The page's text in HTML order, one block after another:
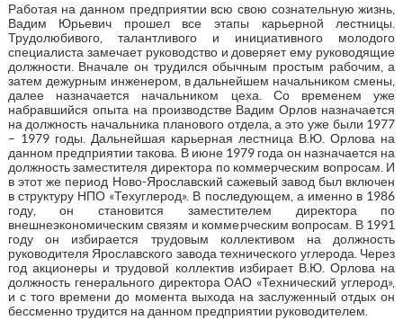
Работая на данном предприятии всю свою сознательную жизнь,
Вадим Юрьевич прошел все этапы карьерной лестницы.
Трудолюбивого, талантливого и инициативного молодого
специалиста замечает руководство и доверяет ему руководящие
должности. Вначале он трудился обычным простым рабочим, а
затем дежурным инженером, в дальнейшем начальником смены,
далее назначается начальником цеха. Со временем уже
набравшийся опыта на производстве Вадим Орлов назначается
на должность начальника планового отдела, а это уже были 1977
– 1979 годы. Дальнейшая карьерная лестница В.Ю. Орлова на
данном предприятии такова. В июне 1979 года он назначается на
должность заместителя директора по коммерческим вопросам. И
в этот же период Ново-Ярославский сажевый завод был включен
в структуру НПО «Техуглерод». В последующем, а именно в 1986
году, он становится заместителем директора по
внешнеэкономическим связям и коммерческим вопросам. В 1991
году он избирается трудовым коллективом на должность
руководителя Ярославского завода технического углерода. Через
год акционеры и трудовой коллектив избирает В.Ю. Орлова на
должность генерального директора ОАО «Технический углерод»,
и с того времени до момента выхода на заслуженный отдых он
бессменно трудится на данном предприятии руководителем.